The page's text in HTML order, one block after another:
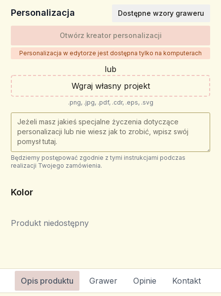
Personalizacja Dostępne wzory graweru
Otwórz kreator personalizacji
Personalizacja w edytorze jest dostępna tylko na komputerach
lub
Wgraj własny projekt
.png, .jpg, .pdf, .cdr, .eps, .svg
Będziemy postępować zgodnie z tymi instrukcjami podczas
realizacji Twojego zamówienia.
Kolor
Produkt niedostępny
Opis produktu Grawer Opinie Kontakt